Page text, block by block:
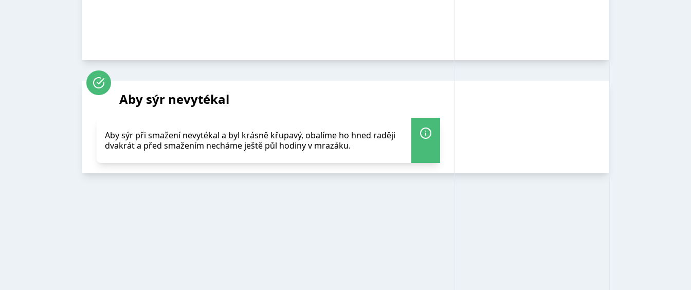
Aby sýr nevytékal
Aby sýr při smažení nevytékal a byl krásně křupavý, obalíme ho hned raději
dvakrát a před smažením necháme ještě půl hodiny v mrazáku.